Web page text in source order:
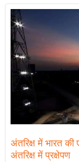
अंतरिक्ष में भारत
अंतरिक्ष में प्रक्षेपण